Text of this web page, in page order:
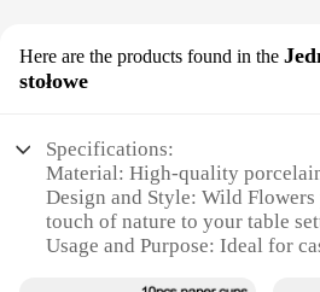
Here are the products found in the
stołowe
Specifications:
Material: High-quality
Design and Style: Wild Flowers
touch of nature to your table
Usage and Purpose: Ideal for